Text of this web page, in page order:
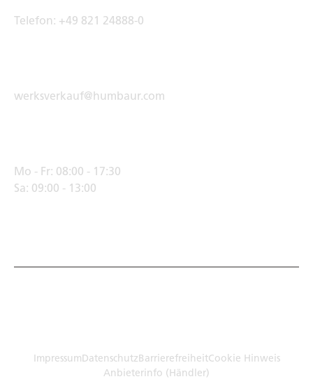
Telefon: +49 821 24888-0
werksverkauf@humbaur.com
Mo - Fr: 08:00 - 17:30
Sa: 09:00 - 13:00
ImpressumDatenschutzBarrierefreiheitCookie Hinweis
Anbieterinfo (Händler)